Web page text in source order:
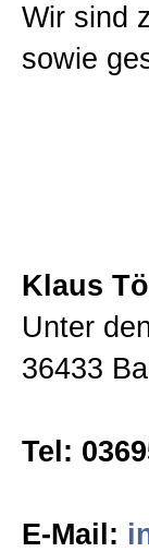
Wir sind
sowie
Klaus
Unter
36433
Tel:
E-Mail: